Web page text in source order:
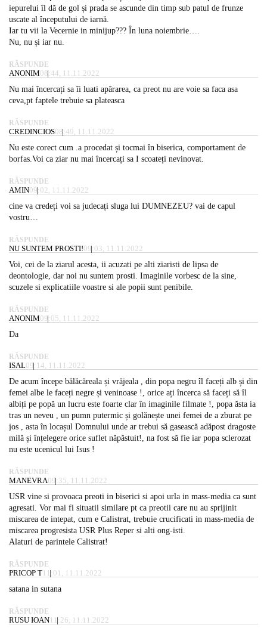
iepurelui îl dă de gol și prada se ascunde din timp sub patul de frunze
uscate al începutului de iarnă.
Iar tu vii la Vecernie in minijup??? În luna noiembrie….
Nu, nu și iar nu.
RĂSPUNDE
ANONIM08:44, 11.11.2022
Nu mai încercați sa îi luati apărarea, ca preot nu are voie sa faca asa
ceva,pt faptele trebuie sa plateasca
RĂSPUNDE
CREDINCIOS08:49, 11.11.2022
Nu este corect cum .a procedat și tocmai în biserica, comportament de
borfas.Voi ca ziar nu mai încercați sa I scoateți nevinovat.
RĂSPUNDE
AMIN09:02, 11.11.2022
cine va credeți voi sa judecați sluga lui DUMNEZEU? vai de capul
vostru…
RĂSPUNDE
NU SUNTEM PROSTI!09:03, 11.11.2022
Voi, cei de la ziarul acesta, ii acuzati pe alti ziaristi de lipsa de
deontologie, dar noi nu suntem prosti. Imaginile vorbesc de la sine,
scuzele si explicatiile voastre si ale popii sunt penibile.
RĂSPUNDE
ANONIM09:05, 11.11.2022
Da
RĂSPUNDE
ISAL09:14, 11.11.2022
De acum începe bălăcăreala și vrăjeala , din popa negru îl faceți alb și din
femei albe le faceți negre și veninoase !, orice ați încerca să faceți să îl
albiți pe popă un lucru este foarte clar în imaginile filmate !, popa ăsta ia
tras un neveu , un pumn putermic și golănește unei femei de a zburat pe
jos , asta în locașul Domnului unde ar trebui să gasească adăpost dragoste
milă și înțelegere orice suflet năpăstuit!, na fost să fie iar popa sclerozat
nu este ucenicul lui Isus !
RĂSPUNDE
MANEVRA09:35, 11.11.2022
USR vine si provoaca preoti in biserici si apoi urla in mass-media ca sunt
agresati. Vor mai fi situatii similare pt ca preotii care nu au sprijinit
miscarea de intepat, cum e Calistrat, trebuie crucificati in mass-media de
miscarea progresista USR Plus Reper si alti ong-isti.
Alaturi de parintele Calistrat!
RĂSPUNDE
PRICOP T11:01, 11.11.2022
satana in sutana
RĂSPUNDE
RUSU IOAN11:26, 11.11.2022